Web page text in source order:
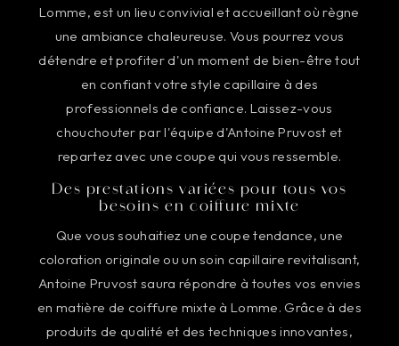
Lomme, est un lieu convivial et accueillant où règne
une ambiance chaleureuse. Vous pourrez vous
détendre et profiter d'un moment de bien-être tout
en confiant votre style capillaire à des
professionnels de confiance. Laissez-vous
chouchouter par l'équipe d'Antoine Pruvost et
repartez avec une coupe qui vous ressemble.
Des prestations variées pour tous vos
besoins en coiffure mixte
Que vous souhaitiez une coupe tendance, une
coloration originale ou un soin capillaire revitalisant,
Antoine Pruvost saura répondre à toutes vos envies
en matière de coiffure mixte à Lomme. Grâce à des
produits de qualité et des techniques innovantes,